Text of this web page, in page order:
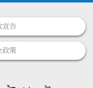
宣告
政策